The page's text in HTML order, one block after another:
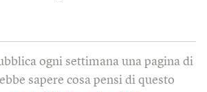
ogni settimana una pagina di
sapere cosa pensi di questo